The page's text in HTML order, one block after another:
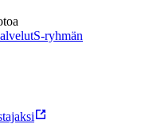
S-ryhmän